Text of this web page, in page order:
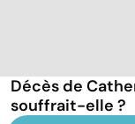
Décès de
souffrait-elle ?